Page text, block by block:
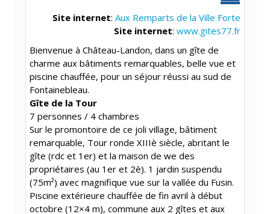
Site internet: Aux Remparts de la Ville Forte
Site internet: www.gites77.fr
Bienvenue à Château-Landon, dans un gîte de
charme aux bâtiments remarquables, belle vue et
piscine chauffée, pour un séjour réussi au sud de
Fontainebleau.
Gîte de la Tour
7 personnes / 4 chambres
Sur le promontoire de ce joli village, bâtiment
remarquable, Tour ronde XIIIè siècle, abritant le
gîte (rdc et 1er) et la maison de we des
propriétaires (au 1er et 2è). 1 jardin suspendu
(75m²) avec magnifique vue sur la vallée du Fusin.
Piscine extérieure chauffée de fin avril à début
octobre (12×4 m), commune aux 2 gîtes et aux